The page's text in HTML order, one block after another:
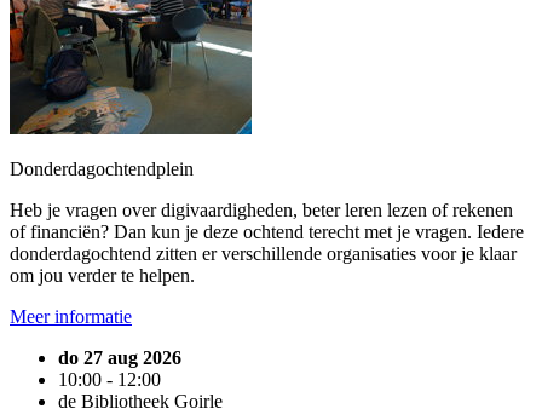
Donderdagochtendplein
Heb je vragen over digivaardigheden, beter leren lezen of rekenen
of financiën? Dan kun je deze ochtend terecht met je vragen. Iedere
donderdagochtend zitten er verschillende organisaties voor je klaar
om jou verder te helpen.
Meer informatie
do 27 aug 2026
10:00 - 12:00
de Bibliotheek Goirle